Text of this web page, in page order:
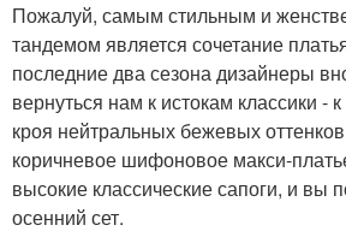
Пожалуй, самым стильным и
тандемом является сочетание
последние два сезона дизайнеры
вернуться нам к истокам классики -
кроя нейтральных бежевых
коричневое шифоновое макси-
высокие классические сапоги, и вы
осенний сет.